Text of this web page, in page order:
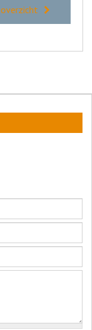
overzicht